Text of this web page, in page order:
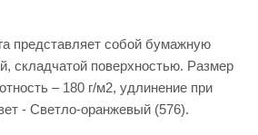
представляет собой бумажную
складчатой поверхностью. Размер
– 180 г/м2, удлинение при
- Светло-оранжевый (576).